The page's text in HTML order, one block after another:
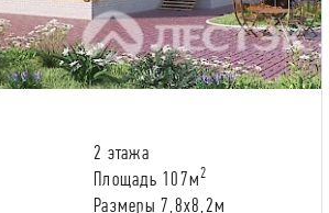
2 этажа
Площадь 107м2
Размеры 7,8х8,2м